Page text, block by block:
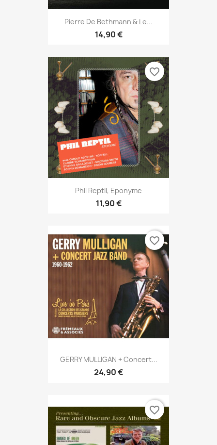
Pierre De Bethmann & Le...
14,90 €
Phil Reptil, Eponyme
11,90 €
favorite_border
GERRY MULLIGAN + Concert...
24,90 €
favorite_border
favorite_border